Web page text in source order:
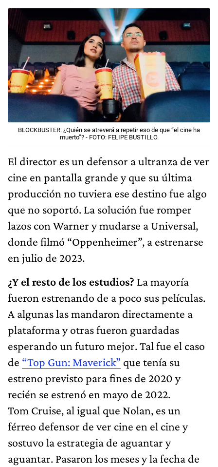
BLOCKBUSTER. ¿Quién se atreverá a repetir eso de que “el cine ha
muerto”? - FOTO: FELIPE BUSTILLO.
El director es un defensor a ultranza de ver
cine en pantalla grande y que su última
producción no tuviera ese destino fue algo
que no soportó. La solución fue romper
lazos con Warner y mudarse a Universal,
donde filmó “Oppenheimer”, a estrenarse
en julio de 2023.
¿Y el resto de los estudios? La mayoría
fueron estrenando de a poco sus películas.
A algunas las mandaron directamente a
plataforma y otras fueron guardadas
esperando un futuro mejor. Tal fue el caso
de “Top Gun: Maverick” que tenía su
estreno previsto para fines de 2020 y
recién se estrenó en mayo de 2022.
Tom Cruise, al igual que Nolan, es un
férreo defensor de ver cine en el cine y
sostuvo la estrategia de aguantar y
aguantar. Pasaron los meses y la fecha de